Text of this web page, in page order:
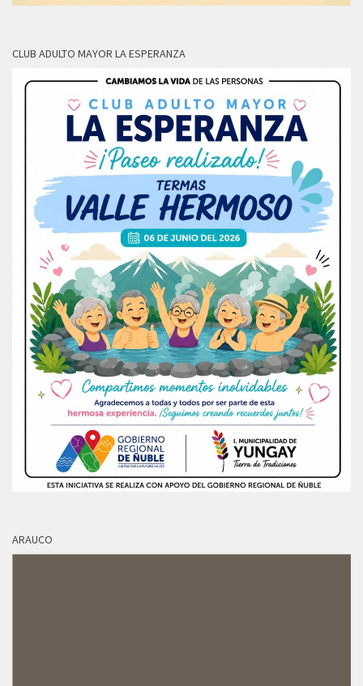
CLUB ADULTO MAYOR LA ESPERANZA
ARAUCO